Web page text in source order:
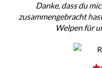
Danke, dass du
zusammengebracht
Welpen für